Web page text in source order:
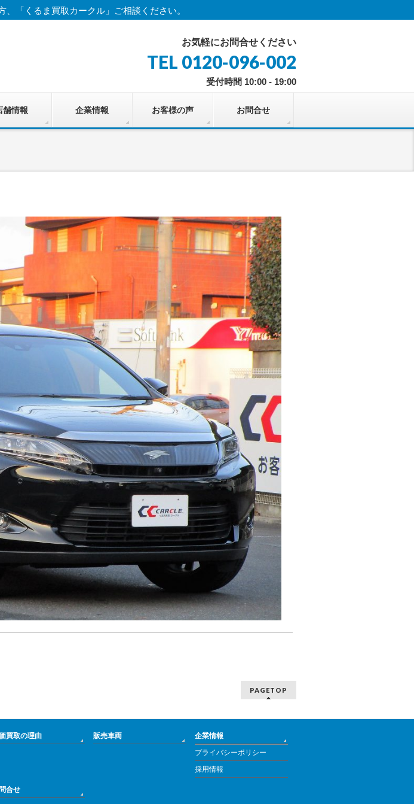
「くるま買取カークル」ご相談ください。
お気軽にお問合せください
TEL 0120-096-002
受付時間 10:00 - 19:00
舗情報 企業情報 お客様の声 お問合せ
PAGETOP
買取の理由 販売車両
企業情報
プライバシーポリシー
採用情報
合せ